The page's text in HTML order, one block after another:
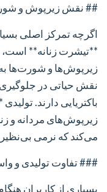
## نقش زیرپوش و
اگرچه تمرکز اصلی
**تیشرت زنانه** است،
زیرپوش‌ها و شورت‌ها به
نقش حیاتی در
باکتریایی دارند.
زیرپوش‌های مردانه و
می‌کند که نرمی
### تفاوت تولیدی و
بسیاری از کاربران